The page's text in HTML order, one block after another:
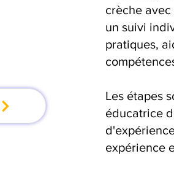
crèche
un suivi
pratiques,
Les étapes
éducatrice
expérience